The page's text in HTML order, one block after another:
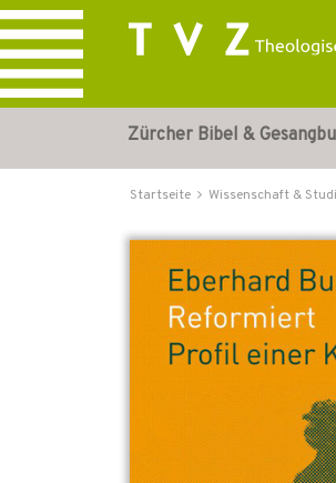
Zürcher Bibel &
Startseite Wissenschaft &